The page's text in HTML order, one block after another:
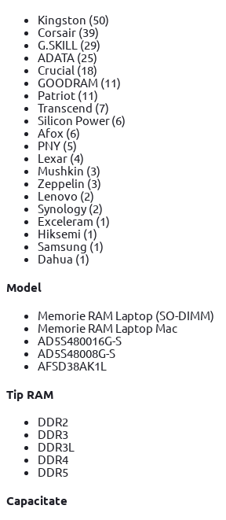
Kingston (50)
Corsair (39)
G.SKILL (29)
ADATA (25)
Crucial (18)
GOODRAM (11)
Patriot (11)
Transcend(7)
Silicon Power(6)
Afox (6)
PNY (5)
Lexar (4)
Mushkin (3)
Zeppelin (3)
Lenovo (2)
Synology (2)
Exceleram (1)
Hiksemi (1)
Samsung (1)
Dahua (1)
Model
Memorie RAM Laptop (SO-DIMM)
Memorie RAM Laptop Mac
AD5S480016G-S
AD5S48008G-S
AFSD38AK1L
Tip RAM
DDR2
DDR3
DDR3L
DDR4
DDR5
Capacitate